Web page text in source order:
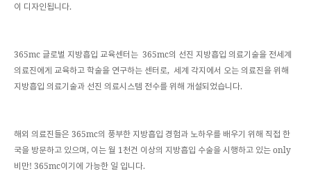
이
디자인됩니다.
365mc 글로벌 지방흡입 교육센터는 365mc의 선진 지방흡입 의료기술을 전세계
의료진에게
교육하고 학술을 연구하는 센터로, 세계 각지에서 오는 의료진을 위해
지방흡입 의료기술과 선진 의료시스템 전수를 위해 개설되었습니다.
해외 의료진들은 365mc의 풍부한 지방흡입 경험과 노하우를 배우기 위해 직접 한
국을 방문하고 있으며 , 이는 월 1천건 이상의 지방흡입 수술을 시행하고 있는 only
비만! 365mc이기에 가능한 일 입니다.